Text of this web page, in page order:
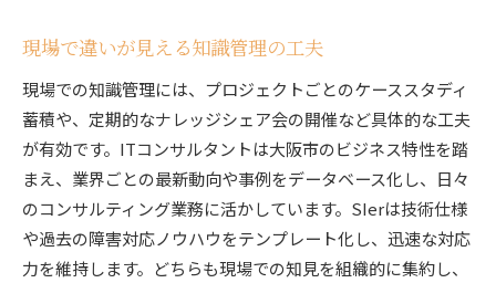
現場で違いが見える知識管理の工夫
現場での知識管理には、プロジェクトごとのケーススタディ
蓄積や、定期的なナレッジシェア会の開催など具体的な工夫
が有効です。ITコンサルタントは大阪市のビジネス特性を踏
まえ、業界ごとの最新動向や事例をデータベース化し、日々
のコンサルティング業務に活かしています。SIerは技術仕様
や過去の障害対応ノウハウをテンプレート化し、迅速な対応
力を維持します。どちらも現場での知見を組織的に集約し、